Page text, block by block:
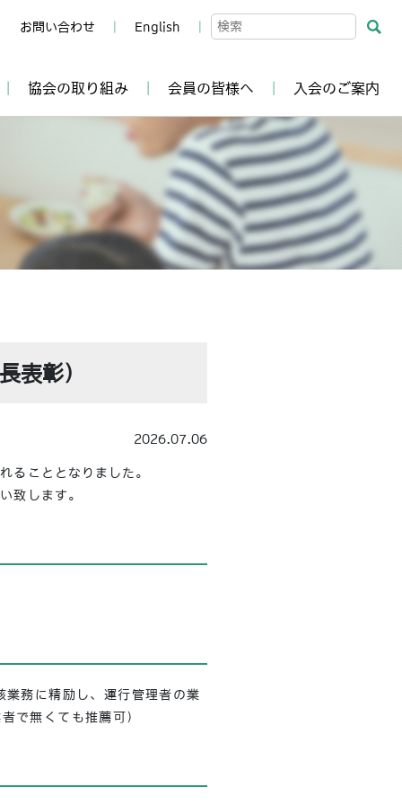
お問い合わせ English
協会の取り組み 会員の皆様へ 入会のご案内
表彰）
2026.07.06
ることとなりました。
致します。
務に精励し、運行管理者の業
で無くても推薦可）